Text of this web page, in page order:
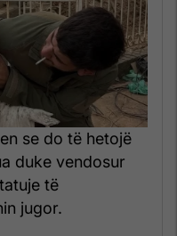
se do të hetojë
duke vendosur
të
jugor.